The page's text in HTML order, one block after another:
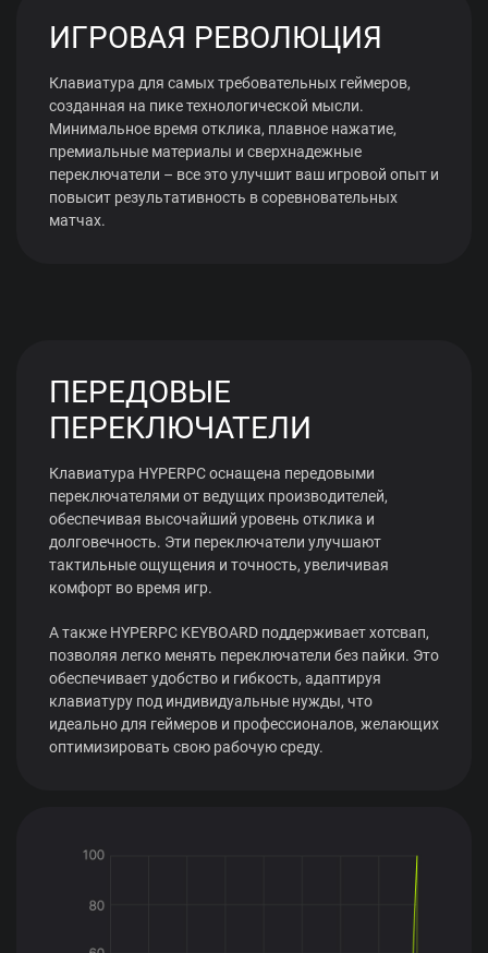
ИГРОВАЯ РЕВОЛЮЦИЯ
Клавиатура для самых требовательных геймеров,
созданная на пике технологической мысли.
Минимальное время отклика, плавное нажатие,
премиальные материалы и сверхнадежные
переключатели – все это улучшит ваш игровой опыт и
повысит результативность в соревновательных
матчах.
ПЕРЕДОВЫЕ
ПЕРЕКЛЮЧАТЕЛИ
Клавиатура HYPERPC оснащена передовыми
переключателями от ведущих производителей,
обеспечивая высочайший уровень отклика и
долговечность. Эти переключатели улучшают
тактильные ощущения и точность, увеличивая
комфорт во время игр.
А также HYPERPC KEYBOARD поддерживает хотсвап,
позволяя легко менять переключатели без пайки. Это
обеспечивает удобство и гибкость, адаптируя
клавиатуру под индивидуальные нужды, что
идеально для геймеров и профессионалов, желающих
оптимизировать свою рабочую среду.